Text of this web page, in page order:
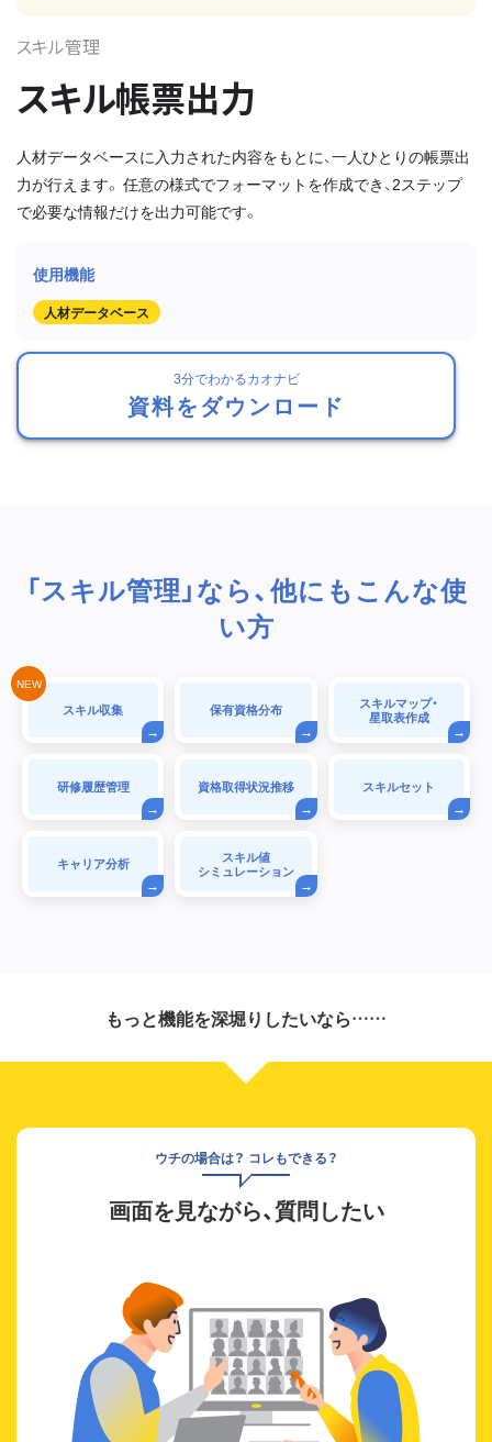
スキル管理
スキル帳票出力
人材データベースに入力された内容をもとに、一人ひとりの帳票出
力が行えます。 任意の様式でフォーマットを作成でき、2ステップ
で必要な情報だけを出力可能です。
人材データベース
3分でわかるカオナビ
資料をダウンロード
「スキル管理」なら、他にもこんな使
い方
スキル収集 保有資格分布 スキルマップ・
星取表作成
研修履歴管理 資格取得状況推移 スキルセット
キャリア分析 スキル値
シミュレーション
もっと機能を深堀りしたいなら……
ウチの場合は？ コレもできる？
画面を見ながら、質問したい